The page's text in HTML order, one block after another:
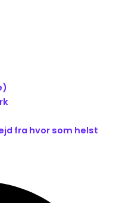
fra hvor som helst